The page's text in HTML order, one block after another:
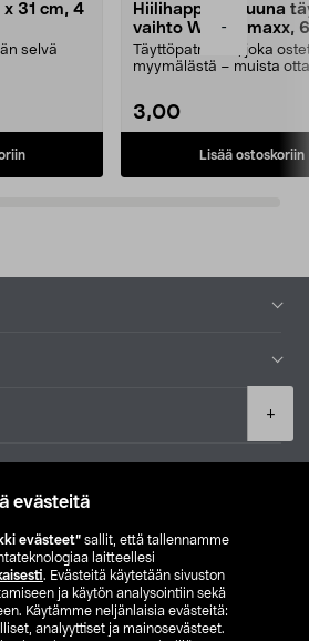
evästeitä
evästeet” sallit, että tallennamme
laitteellesi
. Evästeitä käytetään sivuston
ja käytön analysointiin sekä
Käytämme neljänlaisia evästeitä:
analyyttiset ja mainosevästeet.
-
+
31 cm, 4
selvä
Hiilihappopatruuna
vaihto Wassermaxx,
Täyttöpatruuna, joka
myymälästä – muista
3,00
Lisää ostoskoriin
Etsi myymälä
SE NO FI